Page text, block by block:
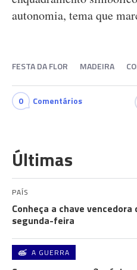
autonomia, tema que
FESTA DA FLOR MADEIRA
0 Comentários
Últimas
PAÍS
Conheça a chave
segunda-feira
A GUERRA